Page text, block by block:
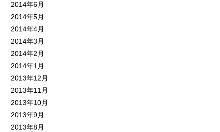
2014年6月
2014年5月
2014年4月
2014年3月
2014年2月
2014年1月
2013年12月
2013年11月
2013年10月
2013年9月
2013年8月